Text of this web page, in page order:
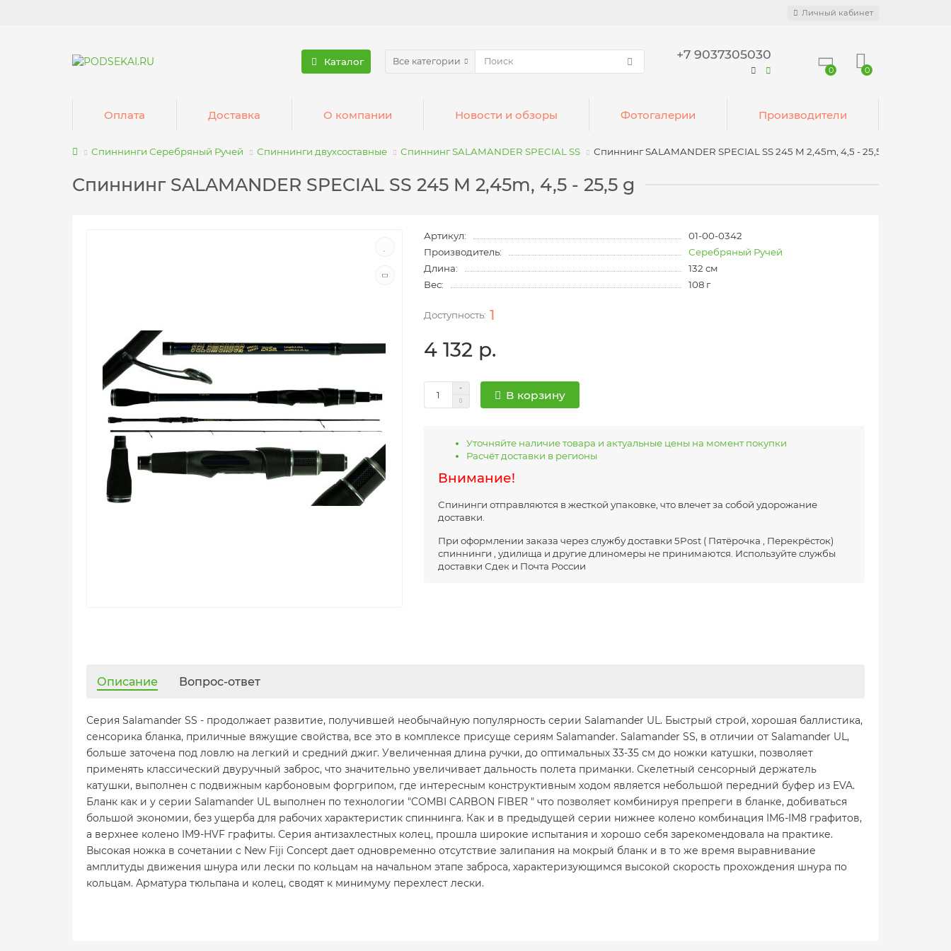
Личный кабинет
Каталог Все категории +7 9037305030
0 0
Оплата Доставка О компании Новости и обзоры Фотогалерии Производители
Спиннинги Серебряный Ручей Спиннинги двухсоставные Спиннинг SALAMANDER SPECIAL SS Спиннинг SALAMANDER SPECIAL SS 245 M 2,45m, 4,5 - 25,5 g
Спиннинг SALAMANDER SPECIAL SS 245 M 2,45m, 4,5 - 25,5 g
Артикул:
01-00-0342
Производитель:
Серебряный Ручей
Длина:
132 см
Вес:
108 г
1
4 132 р.
В корзину
Уточняйте наличие товара и актуальные цены на момент покупки
Расчёт доставки в регионы
Внимание!
Спининги отправляются в жесткой упаковке, что влечет за собой удорожание
доставки.
При оформлении заказа через службу доставки 5Post ( Пятёрочка , Перекрёсток)
спиннинги , удилища и другие длиномеры не принимаются. Используйте службы
доставки Сдек и Почта России
Описание Вопрос-ответ
Серия Salamander SS - продолжает развитие, получившей необычайную популярность серии Salamander UL. Быстрый строй, хорошая баллистика,
сенсорика бланка, приличные вяжущие свойства, все это в комплексе присуще сериям Salamander. Salamander SS, в отличии от Salamander UL,
больше заточена под ловлю на легкий и средний джиг. Увеличенная длина ручки, до оптимальных 33-35 см до ножки катушки, позволяет
применять классический двуручный заброс, что значительно увеличивает дальность полета приманки. Скелетный сенсорный держатель
катушки, выполнен с подвижным карбоновым форгрипом, где интересным конструктивным ходом является небольшой передний буфер из EVA.
Бланк как и у серии Salamander UL выполнен по технологии "COMBI CARBON FIBER " что позволяет комбинируя препреги в бланке, добиваться
большой экономии, без ущерба для рабочих характеристик спиннинга. Как и в предыдущей серии нижнее колено комбинация IM6-IM8 графитов,
а верхнее колено IM9-HVF графиты. Серия антизахлестных колец, прошла широкие испытания и хорошо себя зарекомендовала на практике.
Высокая ножка в сочетании с New Fiji Concept дает одновременно отсутствие залипания на мокрый бланк и в то же время выравнивание
амплитуды движения шнура или лески по кольцам на начальном этапе заброса, характеризующимся высокой скорость прохождения шнура по
кольцам. Арматура тюльпана и колец, сводят к минимуму перехлест лески.